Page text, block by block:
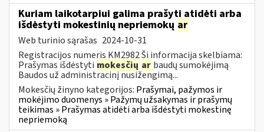
Kuriam laikotarpiui galima prašyti atidėti arba
išdėstyti mokestinių nepriemokų ar
Web turinio sąrašas 2024-10-31
Registracijos numeris KM2982 Ši informacija skelbiama:
Prašymas išdėstyti mokesčių ar baudų sumokėjimą
Baudos už administracinį nusižengimą...
Mokesčių žinyno kategorijos: Prašymai, pažymos ir
mokėjimo duomenys » Pažymų užsakymas ir prašymų
teikimas » Prašymas atidėti arba išdėstyti mokestinę
nepriemoką